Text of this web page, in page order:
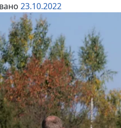
23.10.2022